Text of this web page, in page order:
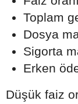
Toplam
Dosya
Sigorta
Erken
Düşük faiz